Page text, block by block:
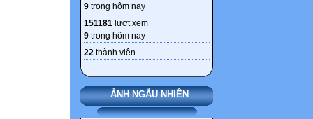
9 trong hôm nay
151181 lượt xem
9 trong hôm nay
22 thành viên
ẢNH NGẪU NHIÊN